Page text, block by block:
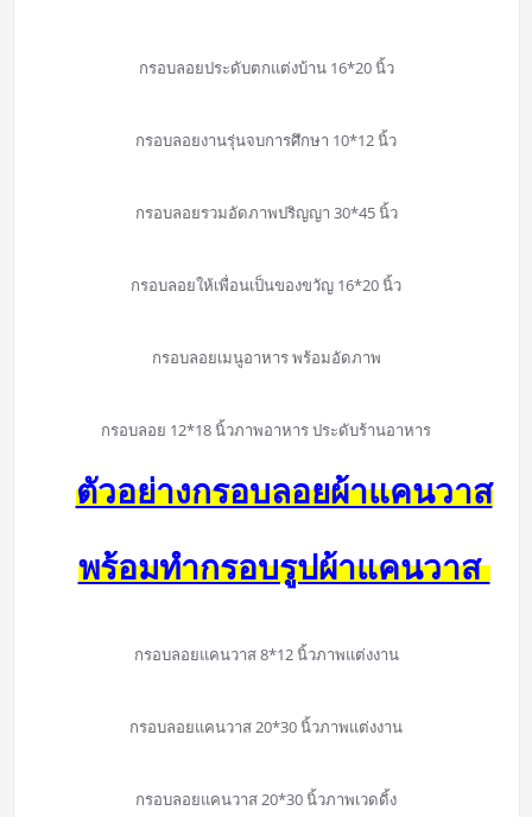
กรอบลอยประดับตกแต่งบ้าน 16*20 นิ้ว
กรอบลอยงานรุ่นจบการศึกษา 10*12 นิ้ว
กรอบลอยรวมอัดภาพปริญญา 30*45 นิ้ว
กรอบลอยให้เพื่อนเป็นของขวัญ 16*20 นิ้ว
กรอบลอยเมนูอาหาร พร้อมอัดภาพ
กรอบลอย 12*18 นิ้วภาพอาหาร ประดับร้านอาหาร
ตัวอย่างกรอบลอยผ้าแคนวาส
พร้อมทำกรอบรูปผ้าแคนวาส
กรอบลอยแคนวาส 8*12 นิ้วภาพแต่งงาน
กรอบลอยแคนวาส 20*30 นิ้วภาพแต่งงาน
กรอบลอยแคนวาส 20*30 นิ้วภาพเวดดิ้ง